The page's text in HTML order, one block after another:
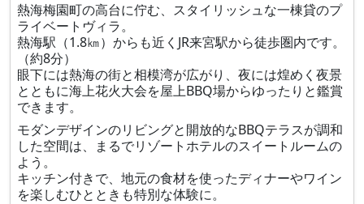
熱海梅園町の高台に佇む、スタイリッシュな一棟貸のプ
ライベートヴィラ。
熱海駅（1.8㎞）からも近くJR来宮駅から徒歩圏内です。
（約8分）
眼下には熱海の街と相模湾が広がり、夜には煌めく夜景
とともに海上花火大会を屋上BBQ場からゆったりと鑑賞
できます。
モダンデザインのリビングと開放的なBBQテラスが調和
した空間は、まるでリゾートホテルのスイートルームの
よう。
キッチン付きで、地元の食材を使ったディナーやワイン
を楽しむひとときも特別な体験に。